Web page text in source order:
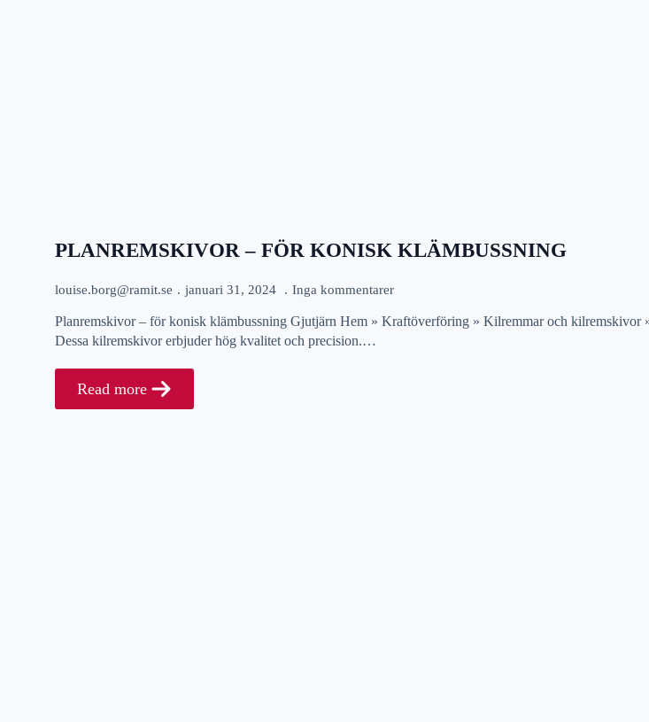
PLANREMSKIVOR – FÖR KONISK KLÄMBUSSNING
louise.borg@ramit.se januari 31, 2024 Inga kommentarer
Planremskivor – för konisk klämbussning Gjutjärn Hem » Kraftöverföring » Kilremmar och kilremskivor
Dessa kilremskivor erbjuder hög kvalitet och precision.…
Read more